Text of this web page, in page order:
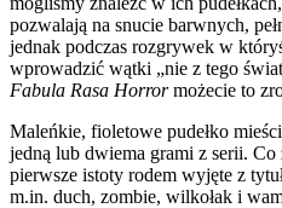
pozwalają na snucie barwnych,
jednak podczas rozgrywek w
wprowadzić wątki „nie z tego
Fabula Rasa Horrormożecie to
Maleńkie, fioletowe pudełko
jedną lub dwiema grami z serii. Co
pierwsze istoty rodem wyjęte z
m.in. duch, zombie, wilkołak i